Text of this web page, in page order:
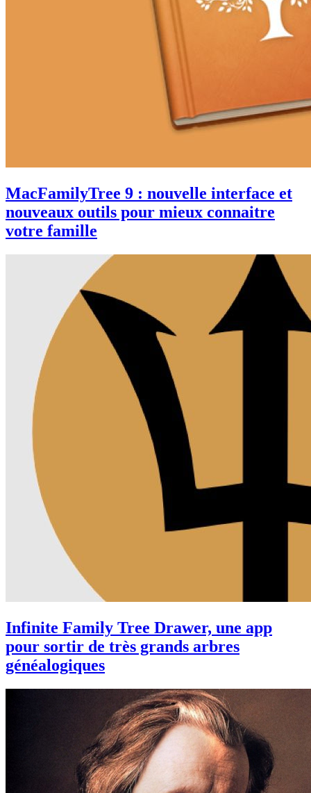
MacFamilyTree 9 : nouvelle interface et
nouveaux outils pour mieux connaitre
votre famille
Infinite Family Tree Drawer, une app
pour sortir de très grands arbres
généalogiques